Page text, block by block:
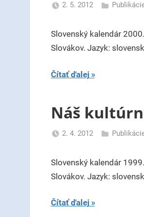
2. 5. 2012
Slovenský kalendár
Slovákov. Jazyk:
Čítať ďalej
Náš
2. 4. 2012
Slovenský kalendár
Slovákov. Jazyk:
Čítať ďalej